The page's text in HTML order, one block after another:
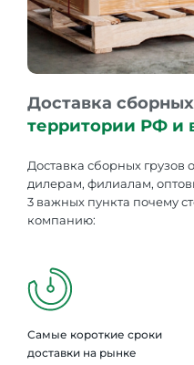
Доставка
территории РФ и
Доставка сборных грузов
дилерам, филиалам,
3 важных пункта почему
компанию:
Самые короткие сроки
доставки на рынке